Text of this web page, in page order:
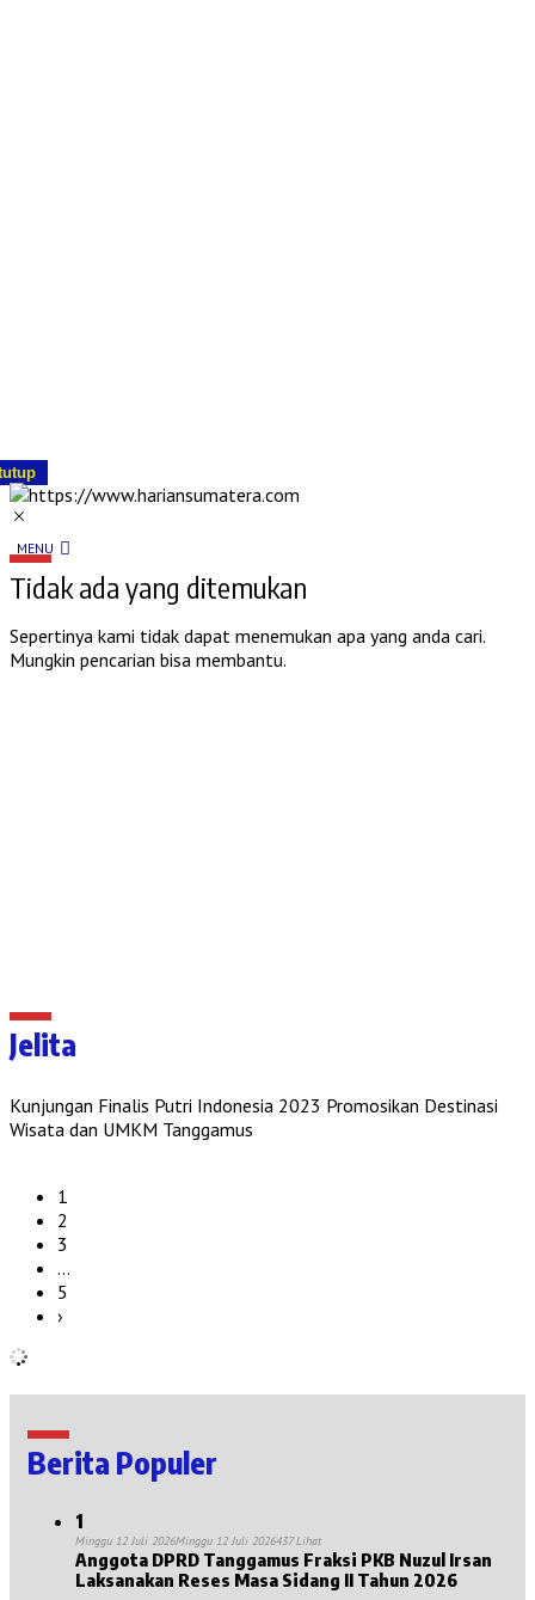
MENU
Tidak ada yang ditemukan
Sepertinya kami tidak dapat menemukan apa yang anda cari.
Mungkin pencarian bisa membantu.
Jelita
Kunjungan Finalis Putri Indonesia 2023 Promosikan Destinasi
Wisata dan UMKM Tanggamus
1
2
3
…
5
›
Berita Populer
1
Minggu 12 Juli 2026Minggu 12 Juli 2026437 Lihat
Anggota DPRD Tanggamus Fraksi PKB Nuzul Irsan
Laksanakan Reses Masa Sidang II Tahun 2026